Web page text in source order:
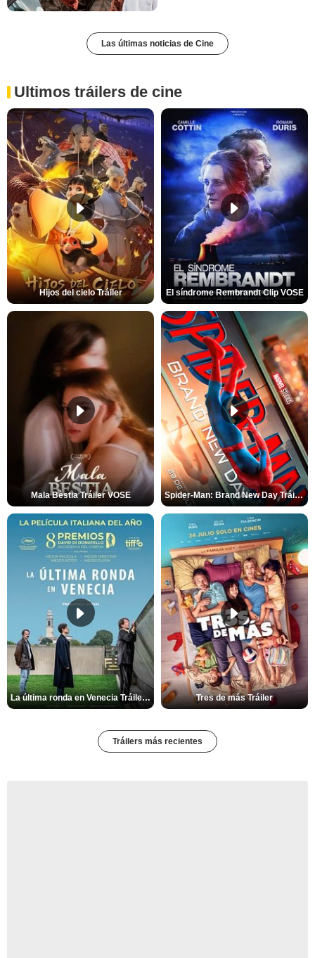
Las últimas noticias de Cine
Ultimos tráilers de cine
Hijos del cielo Tráiler El síndrome Rembrandt Clip VOSE
Mala Bèstia Tráiler VOSE Spider-Man: Brand New Day Tráiler (3)
La última ronda en Venecia Tráiler VOSE Tres de más Tráiler
Tráilers más recientes